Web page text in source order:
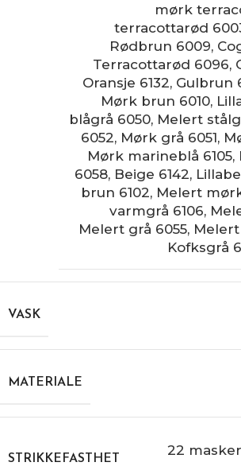
mørk
terracottarød
Rødbrun 6009,
Terracottarød 6096,
Oransje 6132, Gulbrun
Mørk brun 6010,
blågrå 6050, Melert
6052, Mørk grå 6051,
Mørk marineblå 6105,
6058, Beige 6142,
brun 6102, Melert
varmgrå 6106,
Melert grå 6055,
Kofksgrå
VASK
MATERIALE
STRIKKEFASTHET
22 masker